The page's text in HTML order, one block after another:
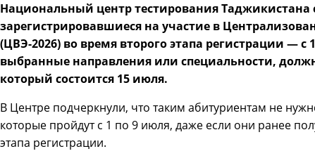
Национальный центр тестирования
зарегистрировавшиеся на участие в
(ЦВЭ-2026) во время второго этапа регистрации —
выбранные направления или специальности,
который состоится 15 июля.
В Центре подчеркнули, что таким абитуриентам не
которые пройдут с 1 по 9 июля, даже если они ранее
этапа регистрации.